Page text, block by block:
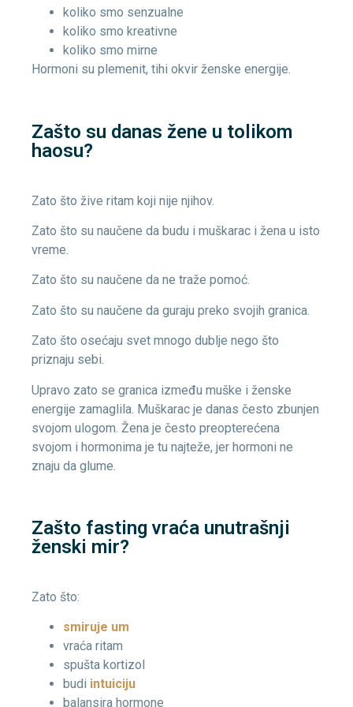
koliko smo senzualne
koliko smo kreativne
koliko smo mirne
Hormoni su plemenit, tihi okvir ženske energije.
Zašto su danas žene u tolikom
haosu?
Zato što žive ritam koji nije njihov.
Zato što su naučene da budu i muškarac i žena u isto
vreme.
Zato što su naučene da ne traže pomoć.
Zato što su naučene da guraju preko svojih granica.
Zato što osećaju svet mnogo dublje nego što
priznaju sebi.
Upravo zato se granica između muške i ženske
energije zamaglila. Muškarac je danas često zbunjen
svojom ulogom. Žena je često preopterećena
svojom i hormonima je tu najteže, jer hormoni ne
znaju da glume.
Zašto fasting vraća unutrašnji
ženski mir?
Zato što:
smiruje um
vraća ritam
spušta kortizol
budi intuiciju
balansira hormone